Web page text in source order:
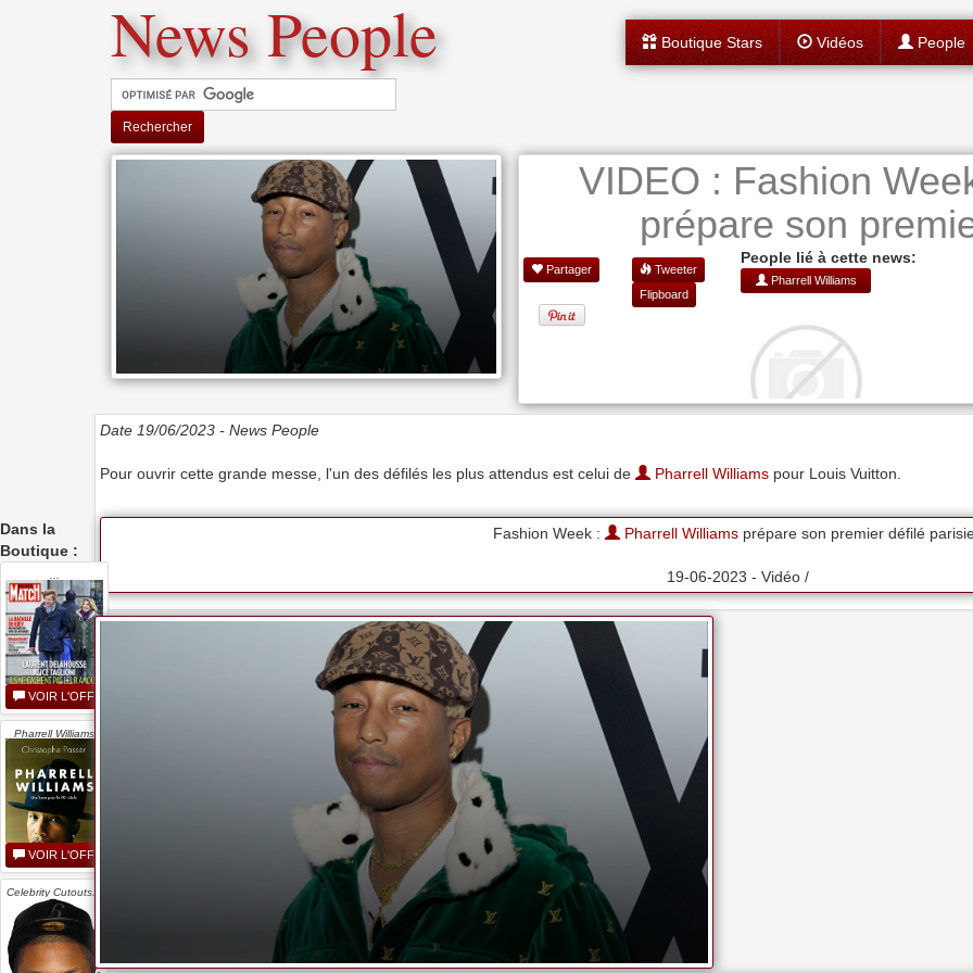
News People
Rechercher
Boutique Stars Vidéos People
VIDEO : Fashion
prépare son
Partager
Tweeter
Flipboard
People lié à cette news:
Pharrell Williams
Date 19/06/2023 - News People
Pour ouvrir cette grande messe, l'un des défilés les plus attendus est celui de Pharrell Williams pour Louis Vuitton.
Fashion Week : Pharrell Williamsprépare son premier défilé
19-06-2023 - Vidéo /
Dans la
Boutique :
VOIR L'OFFRE
Pharrell Williams
VOIR L'OFFRE
Celebrity Cutouts...